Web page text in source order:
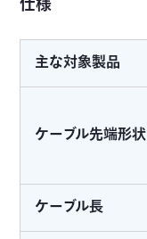
仕様
主な対象製品
ケーブル先端形状
ケーブル長